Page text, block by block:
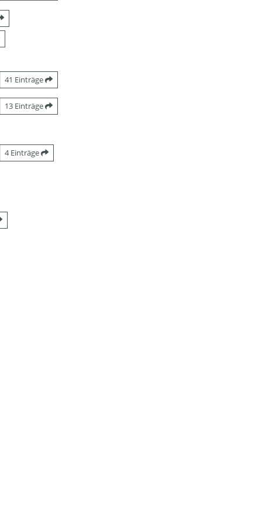
41 Einträge
13 Einträge
4 Einträge